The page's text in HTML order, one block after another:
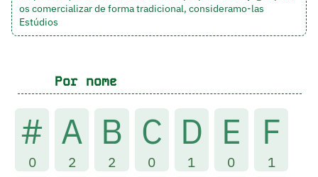
os comercializar de forma tradicional, consideramo-las
Estúdios
Por nome
#
0
A
2
B
2
C
0
D
1
E
0
F
1